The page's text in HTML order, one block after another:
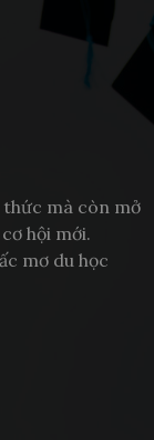
thức mà còn mở
hội mới.
mơ du học